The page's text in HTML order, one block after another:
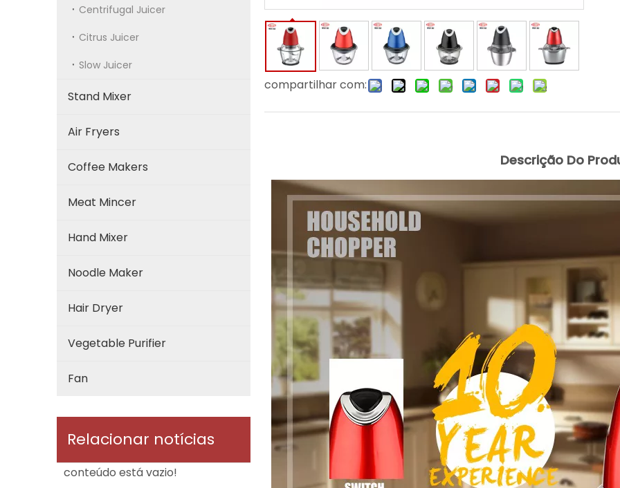
Centrifugal Juicer
Citrus Juicer
Slow Juicer
Stand Mixer
Air Fryers
Coffee Makers
Meat Mincer
Hand Mixer
Noodle Maker
Hair Dryer
Vegetable Purifier
Fan
Relacionar notícias
conteúdo está vazio!
compartilhar com:
Descrição Do